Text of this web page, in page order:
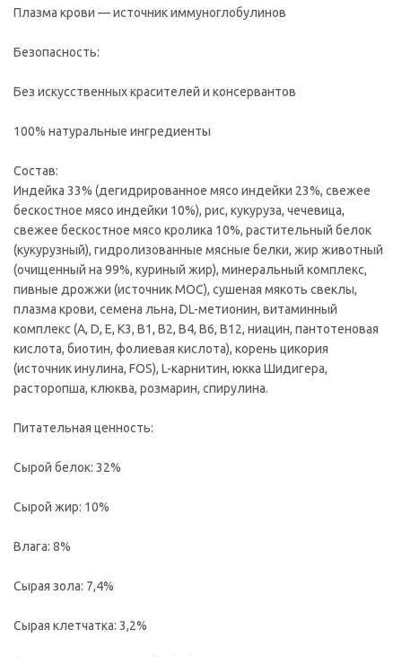
Плазма крови — источник иммуноглобулинов
Безопасность:
Без искусственных красителей и консервантов
100% натуральные ингредиенты
Состав:
Индейка 33% (дегидрированное мясо индейки 23%, свежее
бескостное мясо индейки 10%), рис, кукуруза, чечевица,
свежее бескостное мясо кролика 10%, растительный белок
(кукурузный), гидролизованные мясные белки, жир животный
(очищенный на 99%, куриный жир), минеральный комплекс,
пивные дрожжи (источник МОС), сушеная мякоть свеклы,
плазма крови, семена льна, DL-метионин, витаминный
комплекс (А, D, E, К3, В1, В2, В4, В6, В12, ниацин, пантотеновая
кислота, биотин, фолиевая кислота), корень цикория
(источник инулина, FOS), L-карнитин, юкка Шидигера,
расторопша, клюква, розмарин, спирулина.
Питательная ценность:
Сырой белок: 32%
Сырой жир: 10%
Влага: 8%
Сырая зола: 7,4%
Сырая клетчатка: 3,2%